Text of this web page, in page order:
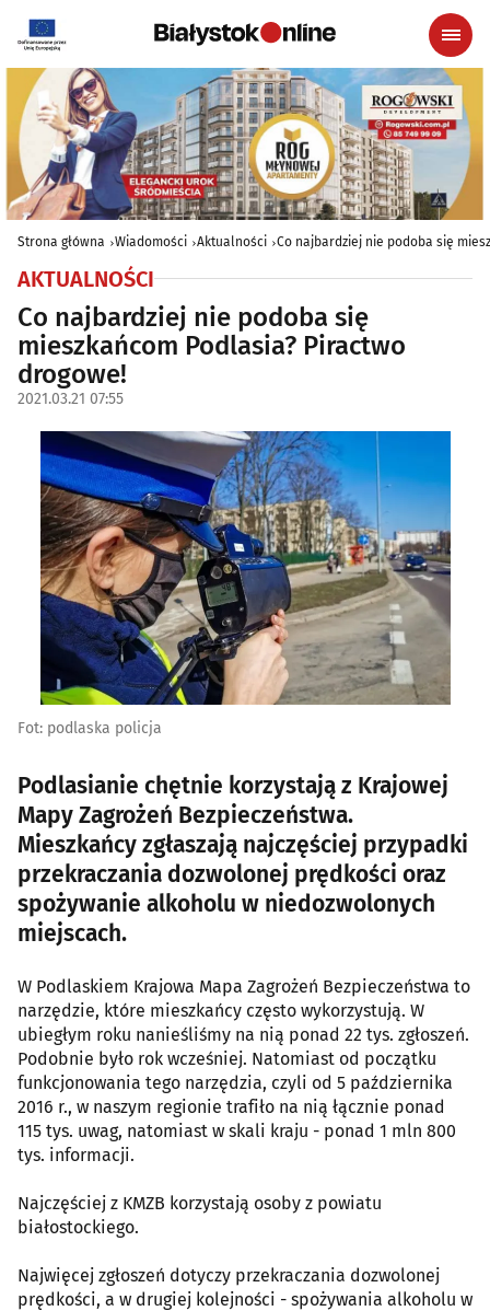
Strona główna Wiadomości Aktualności Co najbardziej nie podoba się
AKTUALNOŚCI
Co najbardziej nie podoba się
mieszkańcom Podlasia? Piractwo
drogowe!
2021.03.21 07:55
Fot: podlaska policja
Podlasianie chętnie korzystają z Krajowej
Mapy Zagrożeń Bezpieczeństwa.
Mieszkańcy zgłaszają najczęściej przypadki
przekraczania dozwolonej prędkości oraz
spożywanie alkoholu w niedozwolonych
miejscach.
W Podlaskiem Krajowa Mapa Zagrożeń Bezpieczeństwa to
narzędzie, które mieszkańcy często wykorzystują. W
ubiegłym roku nanieśliśmy na nią ponad 22 tys. zgłoszeń.
Podobnie było rok wcześniej. Natomiast od początku
funkcjonowania tego narzędzia, czyli od 5 października
2016 r., w naszym regionie trafiło na nią łącznie ponad
115 tys. uwag, natomiast w skali kraju - ponad 1 mln 800
tys. informacji.
Najczęściej z KMZB korzystają osoby z powiatu
białostockiego.
Najwięcej zgłoszeń dotyczy przekraczania dozwolonej
prędkości, a w drugiej kolejności - spożywania alkoholu w